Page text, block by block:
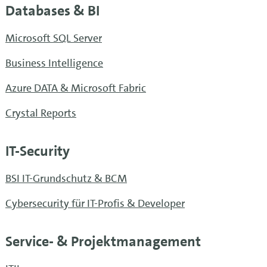
Databases & BI
Microsoft SQL Server
Business Intelligence
Azure DATA & Microsoft Fabric
Crystal Reports
IT-Security
BSI IT-Grundschutz & BCM
Cybersecurity für IT-Profis & Developer
Service- & Projekt­management